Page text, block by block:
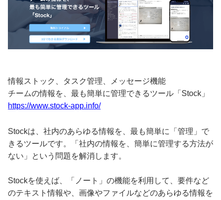
情報ストック、タスク管理、メッセージ機能
チームの情報を、最も簡単に管理できるツール「Stock」
https://www.stock-app.info/
Stockは、社内のあらゆる情報を、最も簡単に「管理」で
きるツールです。「社内の情報を、簡単に管理する方法が
ない」という問題を解消します。
Stockを使えば、「ノート」の機能を利用して、要件など
のテキスト情報や、画像やファイルなどのあらゆる情報を